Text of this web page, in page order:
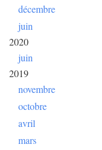
décembre
juin
2020
juin
2019
novembre
octobre
avril
mars